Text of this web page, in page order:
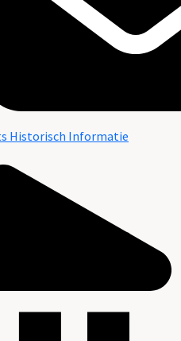
Historisch Informatie